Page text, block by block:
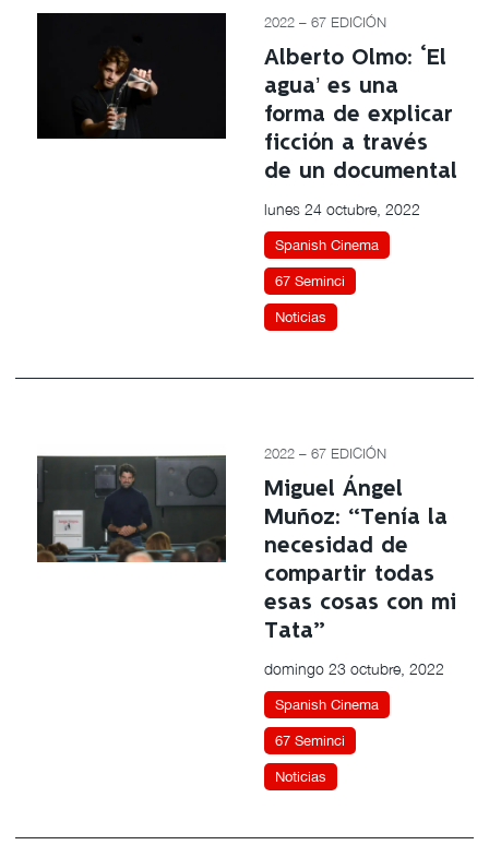
2022 – 67 EDICIÓN
Alberto Olmo: ‘El
agua’ es una
forma de explicar
ficción a través
de un documental
lunes 24 octubre, 2022
Spanish Cinema
67 Seminci
Noticias
2022 – 67 EDICIÓN
Miguel Ángel
Muñoz: “Tenía la
necesidad de
compartir todas
esas cosas con mi
Tata”
domingo 23 octubre, 2022
Spanish Cinema
67 Seminci
Noticias